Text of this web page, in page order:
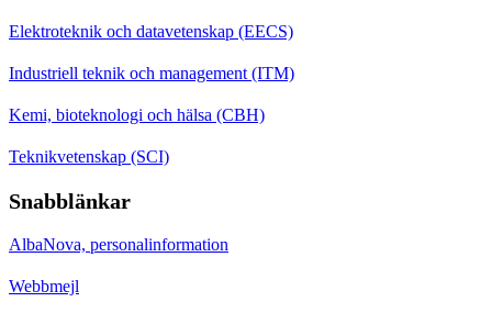
Elektroteknik och datavetenskap (EECS)
Industriell teknik och management (ITM)
Kemi, bioteknologi och hälsa (CBH)
Teknikvetenskap (SCI)
Snabblänkar
AlbaNova, personalinformation
Webbmejl